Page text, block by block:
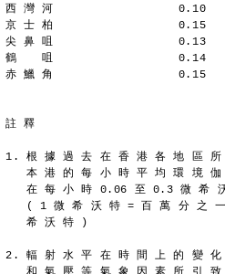
西 灣 河                  0.10
京 士 柏                  0.15
尖 鼻 咀                  0.13
鶴  　咀                  0.14
赤 鱲 角                  0.15
註 釋
1. 根 據 過 去 在 香 港 各 地 區 所
本 港 的 每 小 時 平 均 環 境 伽
在 每 小 時 0.06 至 0.3 微 希 沃
( 1 微 希 沃 特 = 百 萬 分 之 一
希 沃 特 )
2. 輻 射 水 平 在 時 間 上 的 變